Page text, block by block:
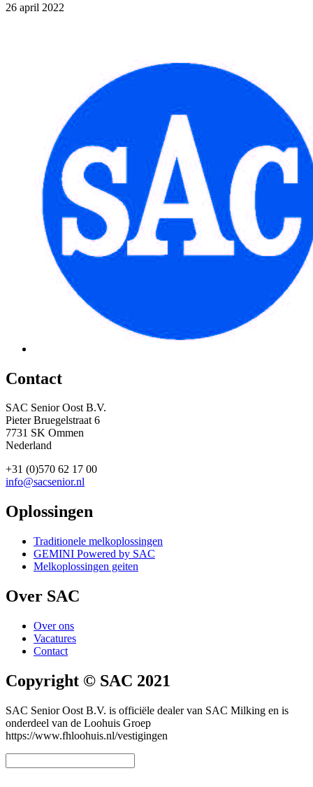
26 april 2022
Contact
SAC Senior Oost B.V.
Pieter Bruegelstraat 6
7731 SK Ommen
Nederland
+31 (0)570 62 17 00
info@sacsenior.nl
Oplossingen
Traditionele melkoplossingen
GEMINI Powered by SAC
Melkoplossingen geiten
Over SAC
Over ons
Vacatures
Contact
Copyright © SAC 2021
SAC Senior Oost B.V. is officiële dealer van SAC Milking en is
onderdeel van de Loohuis Groep
https://www.fhloohuis.nl/vestigingen